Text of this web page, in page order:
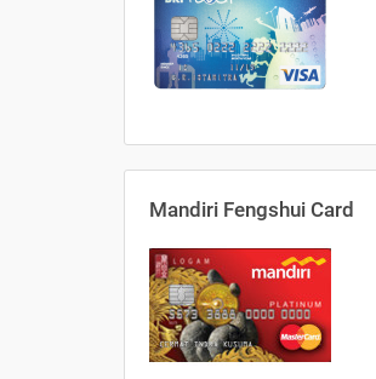
Mandiri Fengshui Card